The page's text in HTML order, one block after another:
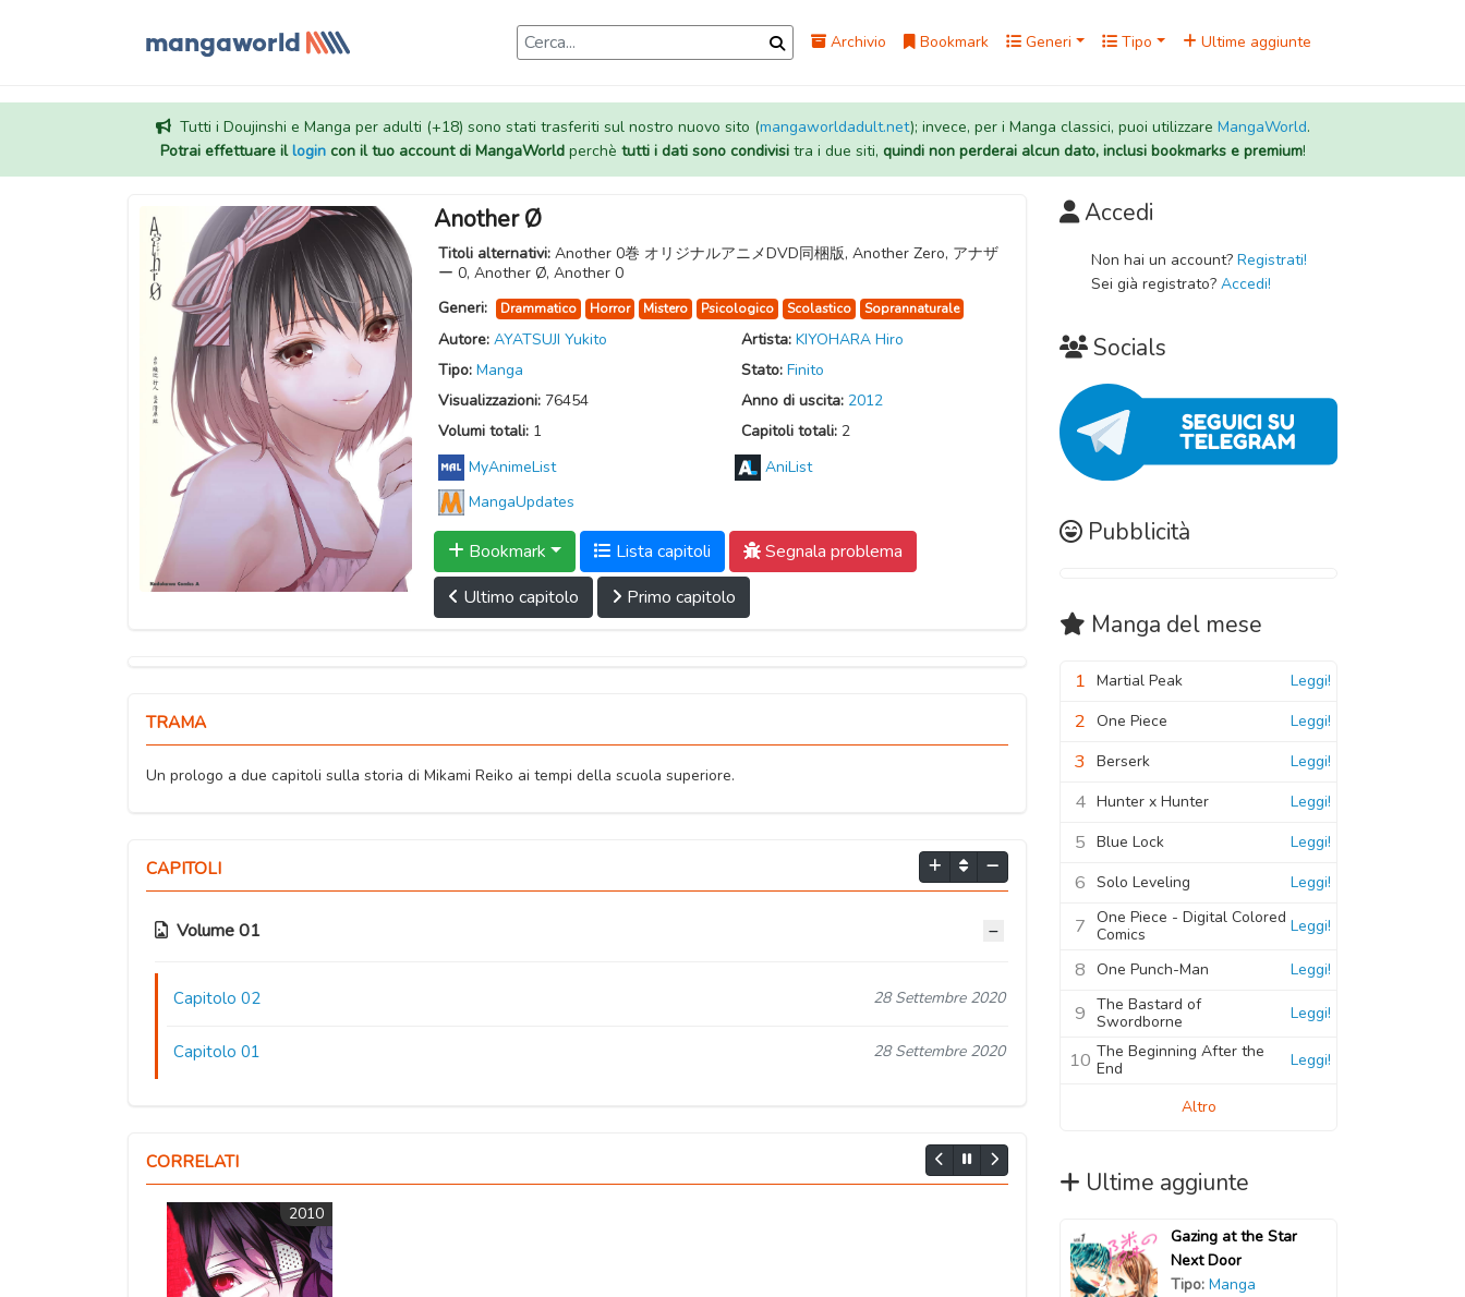
Archivio Bookmark Generi Tipo Ultime aggiunte
Tutti i Doujinshi e Manga per adulti (+18) sono stati trasferiti sul nostro nuovo sito (mangaworldadult.net); invece, per i Manga classici, puoi utilizzare MangaWorld.
Potrai effettuare illogincon il tuo account di MangaWorldperchè tutti i dati sono condivisitra i due siti, quindi non perderai alcun dato, inclusi bookmarks e premium!
Another Ø
Titoli alternativi: Another 0巻 オリジナルアニメDVD同梱版, Another Zero, アナザ
ー 0, Another Ø, Another 0
Generi:
Drammatico Horror Mistero Psicologico Scolastico Soprannaturale
Autore: AYATSUJI Yukito Artista: KIYOHARA Hiro
Tipo: Manga Stato: Finito
Visualizzazioni: 76454 Anno di uscita: 2012
Volumi totali: 1 Capitoli totali: 2
MyAnimeList
AniList
MangaUpdates
Bookmark Lista capitoli
Segnala problema
Ultimo capitolo
Primo capitolo
TRAMA
Un prologo a due capitoli sulla storia di Mikami Reiko ai tempi della scuola superiore.
CAPITOLI
Volume 01
Capitolo 02 28 Settembre 2020
Capitolo 01 28 Settembre 2020
CORRELATI
2010
Accedi
Non hai un account? Registrati!
Sei già registrato? Accedi!
Socials
Pubblicità
Manga del mese
1 Martial Peak Leggi!
2 One Piece Leggi!
3 Berserk Leggi!
4 Hunter x Hunter Leggi!
5 Blue Lock Leggi!
6 Solo Leveling Leggi!
7 One Piece - Digital Colored
Comics
Leggi!
8 One Punch-Man Leggi!
9 The Bastard of
Swordborne
Leggi!
10 The Beginning After the
End
Leggi!
Altro
Ultime aggiunte
Gazing at the Star
Next Door
Tipo: Manga